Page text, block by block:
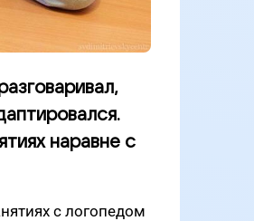
наравне с
с логопедом